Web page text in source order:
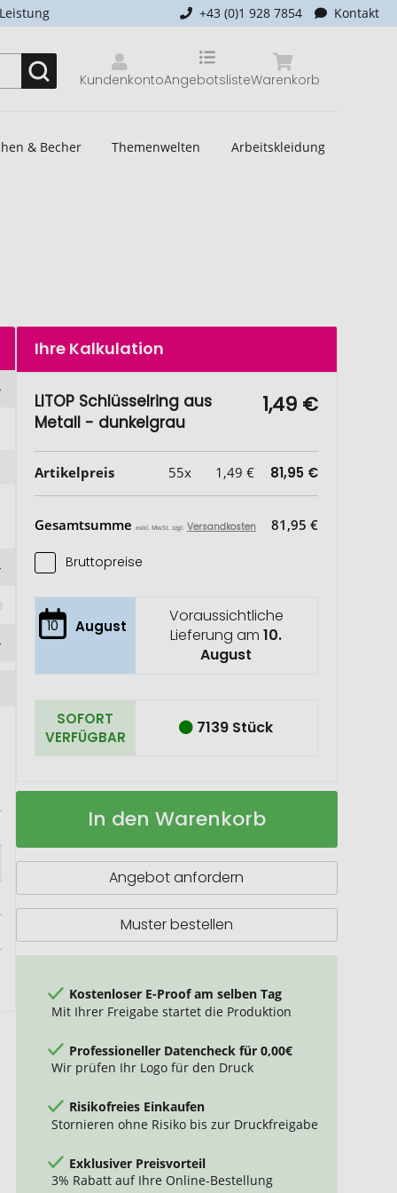
+43 (0)1 928 7854 Kontakt
Kundenkonto Warenkorb
Angebotsliste
& Becher Themenwelten Arbeitskleidung
Ihre Kalkulation
LITOP Schlüsselring aus
Metall - dunkelgrau
1,49 €
Artikelpreis 55x 1,49 € 81,95 €
Gesamtsumme exkl. MwSt. zzgl. Versandkosten 81,95 €
Bruttopreise
10 August
Voraussichtliche
Lieferung am10.
August
SOFORT
VERFÜGBAR
7139 Stück
LITOP
Schlüsselring
Metall
Auf
In den Warenkorb
Angebot anfordern
Muster bestellen
Kostenloser E-Proof am selben Tag
Mit Ihrer Freigabe startet die Produktion
Professioneller Datencheck für 0,00€
Wir prüfen Ihr Logo für den Druck
Risikofreies Einkaufen
Stornieren ohne Risiko bis zur Druckfreigabe
Exklusiver Preisvorteil
3% Rabatt auf Ihre Online-Bestellung